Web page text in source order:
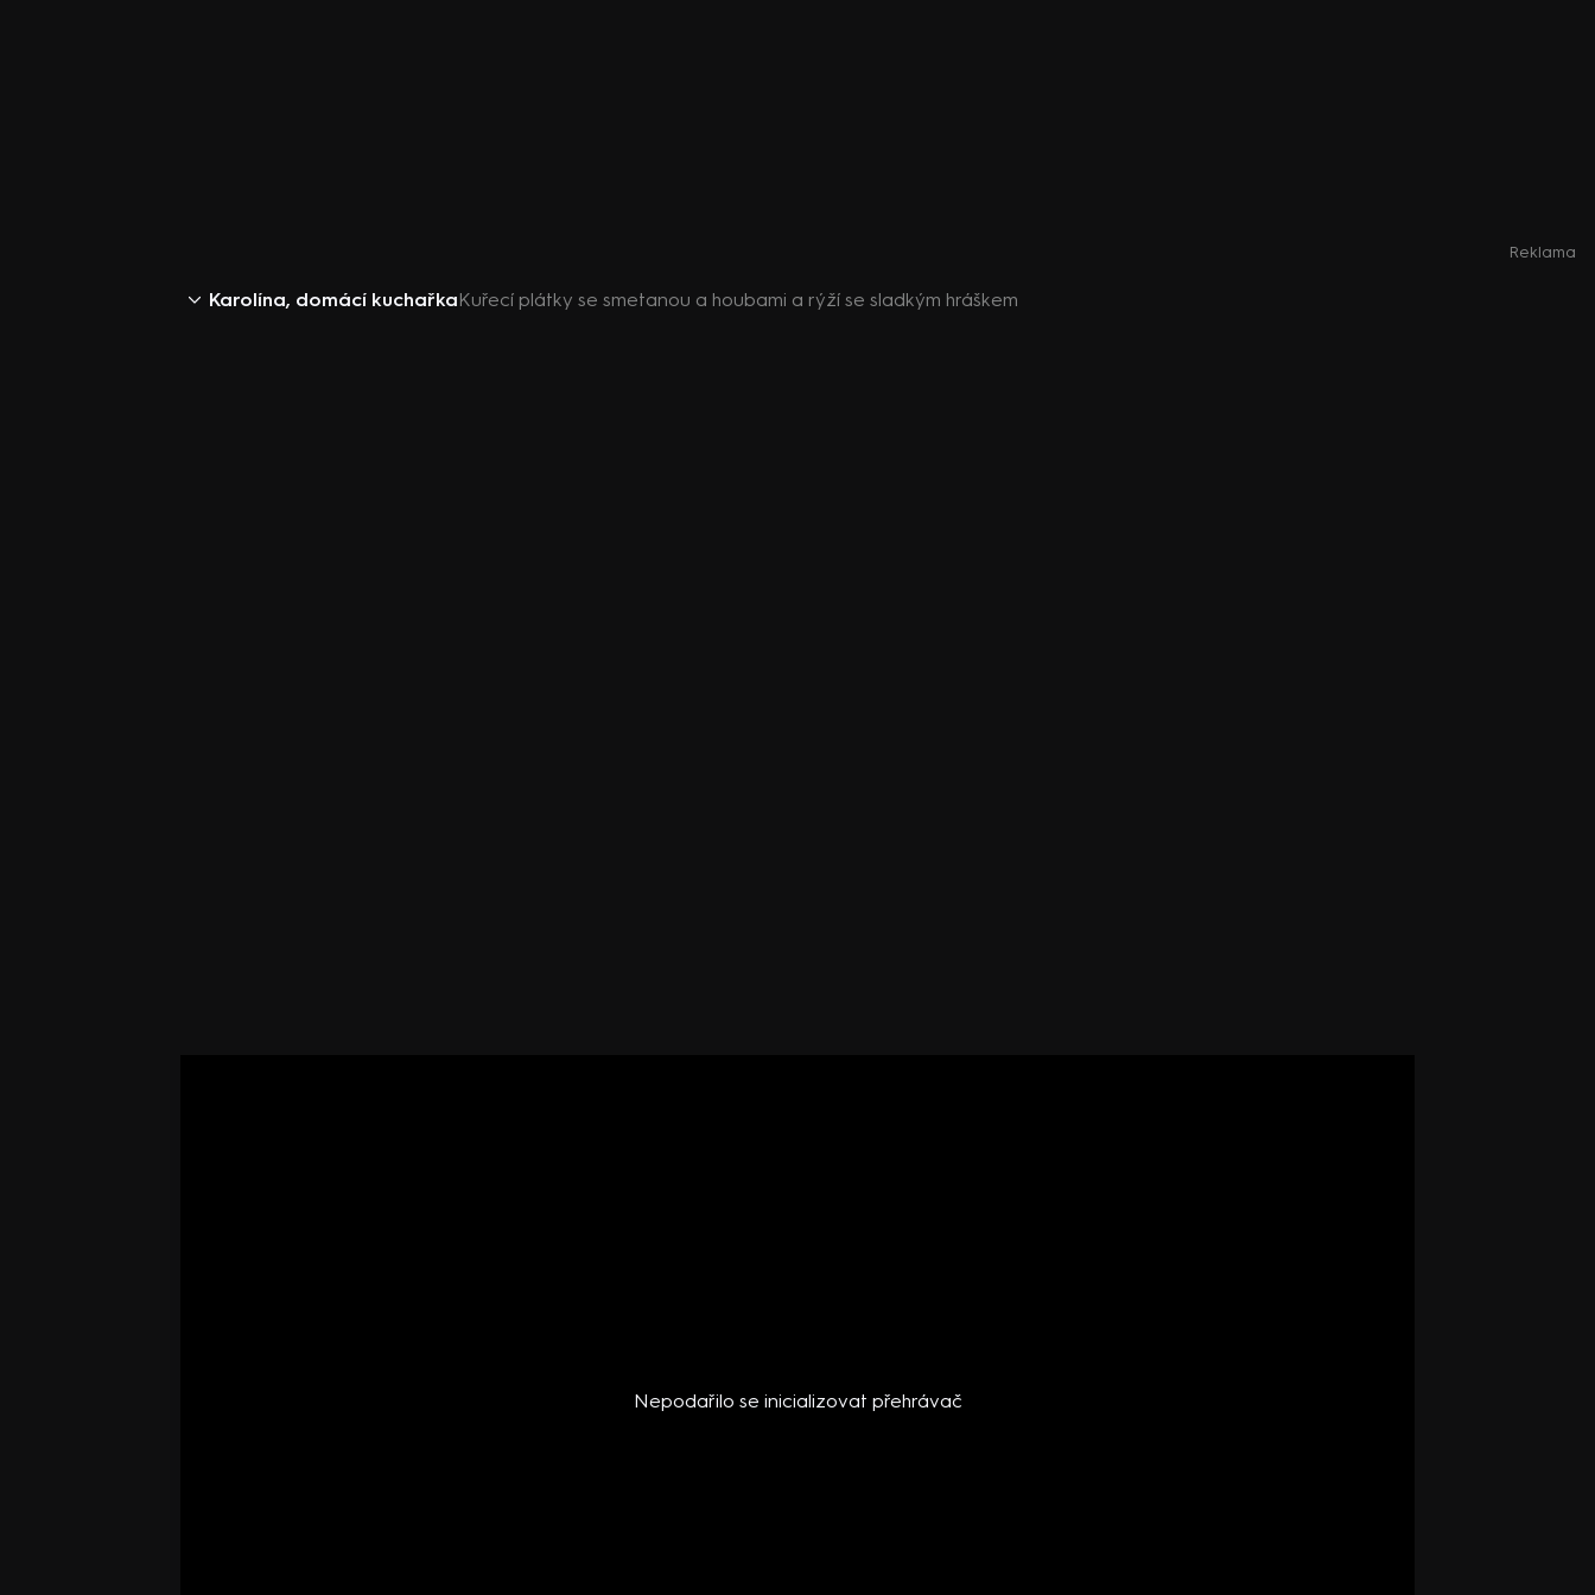
Reklama
Karolína, domácí kuchařkaKuřecí plátky se smetanou a houbami a rýží se sladkým hráškem
Nepodařilo se inicializovat přehrávač